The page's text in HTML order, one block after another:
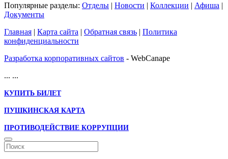
Популярные разделы: Отделы | Новости | Коллекции | Афиша |
Документы
Главная | Карта сайта | Обратная связь | Политика
конфиденциальности
Разработка корпоративных сайтов - WebCanape
... ...
КУПИТЬ БИЛЕТ
ПУШКИНСКАЯ КАРТА
ПРОТИВОДЕЙСТВИЕ КОРРУПЦИИ